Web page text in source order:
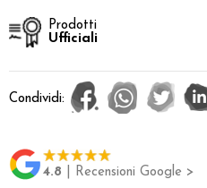
Prodotti
Ufficiali
Condividi:
4.8 | Recensioni Google >